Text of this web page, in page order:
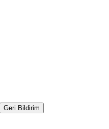
Geri Bildirim